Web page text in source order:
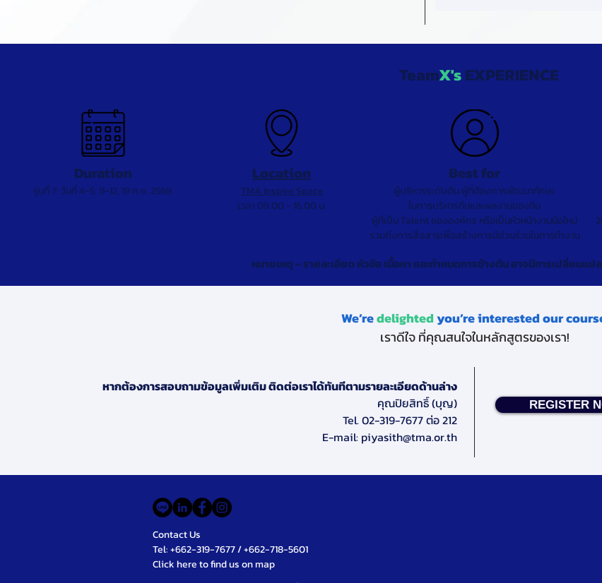
TeamX'sEXPERIENCE
Duration Location Best for
รุ่นที่ 7: วันที่ 4-5, 11-12, 19 ก.ย. 2568
TMA Inspire Space
เวลา 09.00 - 16.00 น.
ผู้บริหารระดับต้น ผู้ที่ต้องการพัฒนาทักษะ
ในการบริหารทีมและผลงานของทีม
ผู้ที่เป็น Talent ขององค์กร หรือเป็นหัวหน้างานมือใหม่
รวมถึงการสื่อสารเพื่อสร้างการมีส่วนร่วมในการทำงาน
หมายเหตุ – รายละเอียด หัวข้อ เนื้อหา และกำหนดการข้างต้น อาจมีการเปลี่ยนแป
We’redelightedyou’re interested our
เราดีใจ ที่คุณสนใจในหลักสูตรของเรา!
หากต้องการสอบถามข้อมูลเพิ่มเติม ติดต่อเราได้ทันทีตามรายละเอียดด้านล่าง
คุณปิยสิทธิ์ (บุญ)
Tel. 02-319-7677 ต่อ 212
E-mail: piyasith@tma.or.th
REGISTER
Contact Us
Tel: +662-319-7677 / +662-718-5601
Click here to find us on map